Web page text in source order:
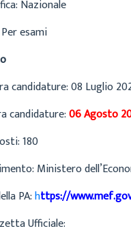
Nazionale
Per esami
candidature:08 Luglio
candidature:06 Agosto
180
Ministero
PA:https://
Ufficiale: